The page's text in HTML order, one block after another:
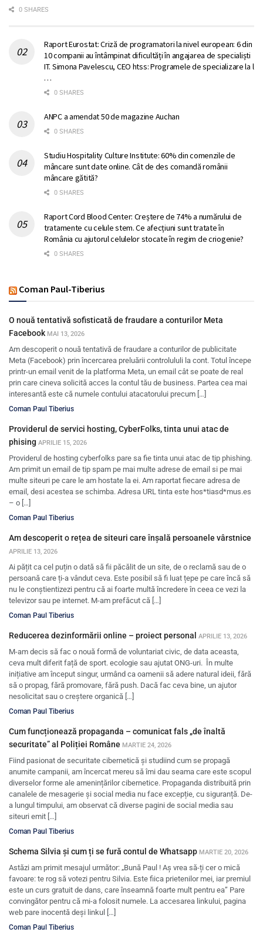
0 SHARES
Raport Eurostat: Criză de programatori la nivel european: 6 din
10 companii au întâmpinat dificultăți în angajarea de specialiști
IT. Simona Pavelescu, CEO htss: Programele de specializare la l
…
0 SHARES
ANPC a amendat 50 de magazine Auchan
0 SHARES
Studiu Hospitality Culture Institute: 60% din comenzile de
mâncare sunt date online. Cât de des comandă românii
mâncare gătită?
0 SHARES
Raport Cord Blood Center: Creștere de 74% a numărului de
tratamente cu celule stem. Ce afecțiuni sunt tratate în
România cu ajutorul celulelor stocate în regim de criogenie?
0 SHARES
Coman Paul-Tiberius
O nouă tentativă sofisticată de fraudare a conturilor Meta
Facebook MAI 13, 2026
Am descoperit o nouă tentativă de fraudare a conturilor de publicitate
Meta (Facebook) prin încercarea preluării controlululi la cont. Totul începe
printr-un email venit de la platforma Meta, un email cât se poate de real
prin care cineva solicită acces la contul tău de business. Partea cea mai
interesantă este că numele contului atacatorului precum […]
Coman Paul Tiberius
Providerul de servici hosting, CyberFolks, tinta unui atac de
phising APRILIE 15, 2026
Providerul de hosting cyberfolks pare sa fie tinta unui atac de tip phishing.
Am primit un email de tip spam pe mai multe adrese de email si pe mai
multe siteuri pe care le am hostate la ei. Am raportat fiecare adresa de
email, desi acestea se schimba. Adresa URL tinta este hos*tiasd*mus.es
– o […]
Coman Paul Tiberius
Am descoperit o rețea de siteuri care înșală persoanele vârstnice
APRILIE 13, 2026
Ai pățit ca cel puțin o dată să fii păcălit de un site, de o reclamă sau de o
persoană care ți-a vândut ceva. Este posibil să fi luat țepe pe care încă să
nu le conștientizezi pentru că ai foarte multă încredere în ceea ce vezi la
televizor sau pe internet. M-am prefăcut că […]
Coman Paul Tiberius
Reducerea dezinformării online – proiect personal APRILIE 13, 2026
M-am decis să fac o nouă formă de voluntariat civic, de data aceasta,
ceva mult diferit față de sport. ecologie sau ajutat ONG-uri. În multe
inițiative am început singur, urmând ca oamenii să adere natural ideii, fără
să o propag, fără promovare, fără push. Dacă fac ceva bine, un ajutor
nesolicitat sau o creștere organică […]
Coman Paul Tiberius
Cum funcționează propaganda – comunicat fals „de înaltă
securitate” al Poliției Române MARTIE 24, 2026
Fiind pasionat de securitate cibernetică și studiind cum se propagă
anumite campanii, am încercat mereu să îmi dau seama care este scopul
diverselor forme ale amenințărilor cibernetice. Propaganda distribuită prin
canalele de mesagerie și social media nu face excepție, cu siguranță. De-
a lungul timpului, am observat că diverse pagini de social media sau
siteuri emit […]
Coman Paul Tiberius
Schema Silvia și cum ți se fură contul de Whatsapp MARTIE 20, 2026
Astăzi am primit mesajul următor: „Bună Paul ! Aș vrea să-ți cer o mică
favoare: te rog să votezi pentru Silvia. Este fiica prietenilor mei, iar premiul
este un curs gratuit de dans, care înseamnă foarte mult pentru ea” Pare
convingător pentru că mi-a folosit numele. La accesarea linkului, pagina
web pare inocentă deși linkul […]
Coman Paul Tiberius